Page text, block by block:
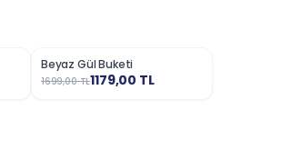
%31
Beyaz Gül Buketi
1699,00TL1179,00 TL